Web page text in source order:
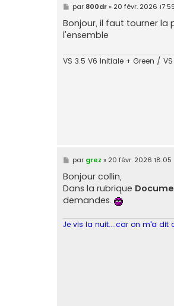
M
e
s
s
a
par 800dr» 20 févr. 2026 17:59
Bonjour, il faut tourner la
l'ensemble
VS 3.5 V6 Initiale + Green /
M
e
s
s
a
g
e
par grez » 20 févr. 2026 18:05
Bonjour collin,
Dans la rubrique
demandes.
Je vis la nuit....car on m'a dit